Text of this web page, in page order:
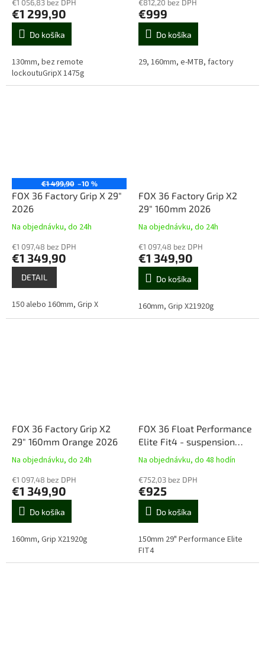
€1 056,83 bez DPH
€1 299,90
Do košíka
130mm, bez remote
lockoutuGripX 1475g
€812,20 bez DPH
€999
Do košíka
29, 160mm, e-MTB, factory
€1 499,90 –10 %
FOX 36 Factory Grip X 29"
2026
Na objednávku, do 24h
€1 097,48 bez DPH
€1 349,90
DETAIL
150 alebo 160mm, Grip X
FOX 36 Factory Grip X2
29" 160mm 2026
Na objednávku, do 24h
€1 097,48 bez DPH
€1 349,90
Do košíka
160mm, Grip X21920g
FOX 36 Factory Grip X2
29" 160mm Orange 2026
Na objednávku, do 24h
€1 097,48 bez DPH
€1 349,90
Do košíka
160mm, Grip X21920g
FOX 36 Float Performance
Elite Fit4 - suspension
fork MTB 29"/27,5", travel
150mm, 15x110mm Boost,
Tapered - Black Edition
Na objednávku, do 48 hodín
€752,03 bez DPH
€925
Do košíka
150mm 29" Performance Elite
FIT4